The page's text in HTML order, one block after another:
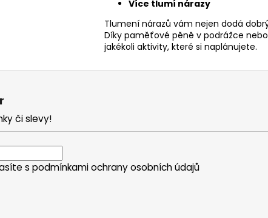
Více tlumí nárazy
Tlumení nárazů vám nejen dodá
Díky paměťové pěně v podrážce
jakékoli aktivity, které si naplánujete.
či slevy!
s podmínkami ochrany osobních údajů